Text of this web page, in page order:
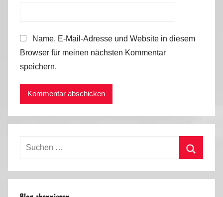
Name, E-Mail-Adresse und Website in diesem
Browser für meinen nächsten Kommentar
speichern.
Suchen